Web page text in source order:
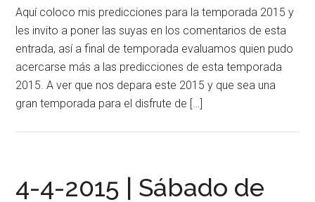
Aquí coloco mis predicciones para la temporada 2015 y
les invito a poner las suyas en los comentarios de esta
entrada, así a final de temporada evaluamos quien pudo
acercarse más a las predicciones de esta temporada
2015. A ver que nos depara este 2015 y que sea una
gran temporada para el disfrute de […]
4-4-2015 | Sábado de